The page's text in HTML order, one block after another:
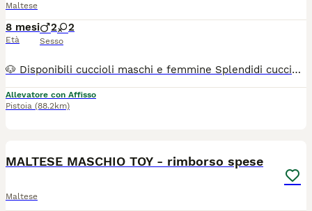
Maltese
8 mesi
Età
2 2
Sesso
🐶 Disponibili cuccioli maschi e femmine Splendidi cuccioli pronti per essere accolti nella loro nuova famiglia 💕 Tutti i cuccioli nascono esclusivamente presso il nostro allevamento riconosciuto ENCI e FCI, con possibilità di vedere entrambi i genitori. 👉 Affidamento dopo i 3 mesi di età, completi di: ✔️ Pedigree ENCI e documentazione sanitaria completa ✔️ Microchip con iscrizione all’Anagrafe Canina ✔️ Ciclo vaccinale completo ✔️ Sverminazione ✔️ Libretto sanitario ✔️ Abituati all’uso della traversina assorbente ✔️ Alimentazione a base di crocchette secche 📏 Peso da adulti: circa 2,6 – 3,5 kg 📍 Vieni a conoscerci: Allevamento della Famiglia Contarini Solarolo – Emilia Romagna 📞 Contattaci per informazioni, prezzi e per fissare una visita Visite tutti i giorni previo appuntamento 📱3386303108 (Se il numero non è visibile, clicca in alto a destra su “Mostra numero”) 🌐 www.canimaltesi.it 📸 Instagram: @allevamentofamigliacontarini
Allevatore con Affisso
Pistoia (88.2km)
MALTESE MASCHIO TOY - rimborso spese
Maltese